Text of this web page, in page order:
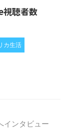
視聴者数
カ生活
インタビュー